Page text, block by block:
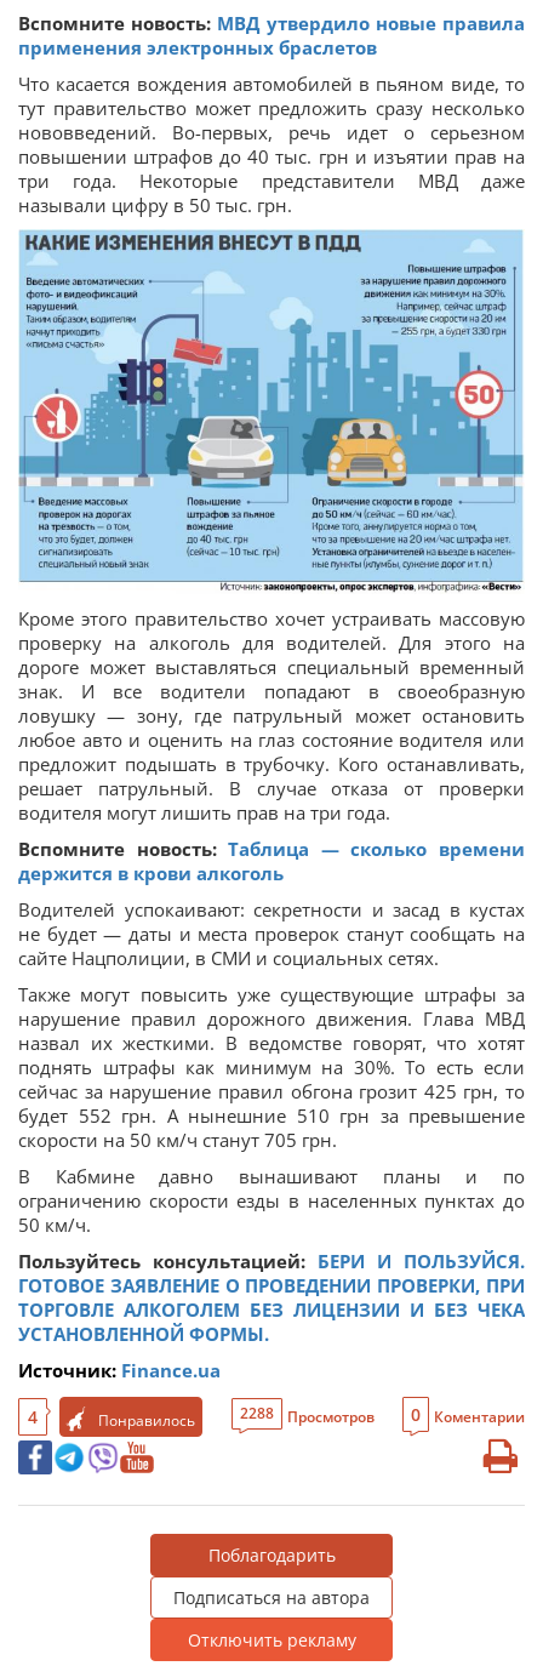
Вспомните новость: МВД утвердило новые правила
применения электронных браслетов
Что касается вождения автомобилей в пьяном виде, то
тут правительство может предложить сразу несколько
нововведений. Во-первых, речь идет о серьезном
повышении штрафов до 40 тыс. грн и изъятии прав на
три года. Некоторые представители МВД даже
называли цифру в 50 тыс. грн.
Кроме этого правительство хочет устраивать массовую
проверку на алкоголь для водителей. Для этого на
дороге может выставляться специальный временный
знак. И все водители попадают в своеобразную
ловушку — зону, где патрульный может остановить
любое авто и оценить на глаз состояние водителя или
предложит подышать в трубочку. Кого останавливать,
решает патрульный. В случае отказа от проверки
водителя могут лишить прав на три года.
Вспомните новость:Таблица — сколько времени
держится в крови алкоголь
Водителей успокаивают: секретности и засад в кустах
не будет — даты и места проверок станут сообщать на
сайте Нацполиции, в СМИ и социальных сетях.
Также могут повысить уже существующие штрафы за
нарушение правил дорожного движения. Глава МВД
назвал их жесткими. В ведомстве говорят, что хотят
поднять штрафы как минимум на 30%. То есть если
сейчас за нарушение правил обгона грозит 425 грн, то
будет 552 грн. А нынешние 510 грн за превышение
скорости на 50 км/ч станут 705 грн.
В Кабмине давно вынашивают планы и по
ограничению скорости езды в населенных пунктах до
50 км/ч.
Пользуйтесь консультацией: БЕРИ И ПОЛЬЗУЙСЯ.
ГОТОВОЕ ЗАЯВЛЕНИЕ О ПРОВЕДЕНИИ ПРОВЕРКИ, ПРИ
ТОРГОВЛЕ АЛКОГОЛЕМ БЕЗ ЛИЦЕНЗИИ И БЕЗ ЧЕКА
УСТАНОВЛЕННОЙ ФОРМЫ.
Источник: Finance.ua
4 Понравилось 2288 Просмотров 0 Коментарии
Поблагодарить
Подписаться на автора
Отключить рекламу